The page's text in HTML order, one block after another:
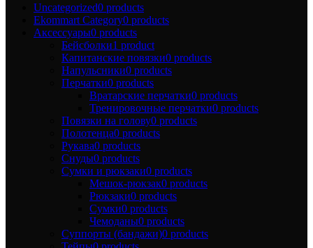
Uncategorized0 products
Ekommart Category0 products
Аксессуары0 products
Бейсболки1 product
Капитанские повязки0 products
Напульсники0 products
Перчатки0 products
Вратарские перчатки0 products
Тренировочные перчатки0 products
Повязки на голову0 products
Полотенцa0 products
Рукава0 products
Снуды0 products
Сумки и рюкзаки0 products
Мешок-рюкзак0 products
Рюкзаки0 products
Сумки0 products
Чемоданы0 products
Суппорты (бандажи)0 products